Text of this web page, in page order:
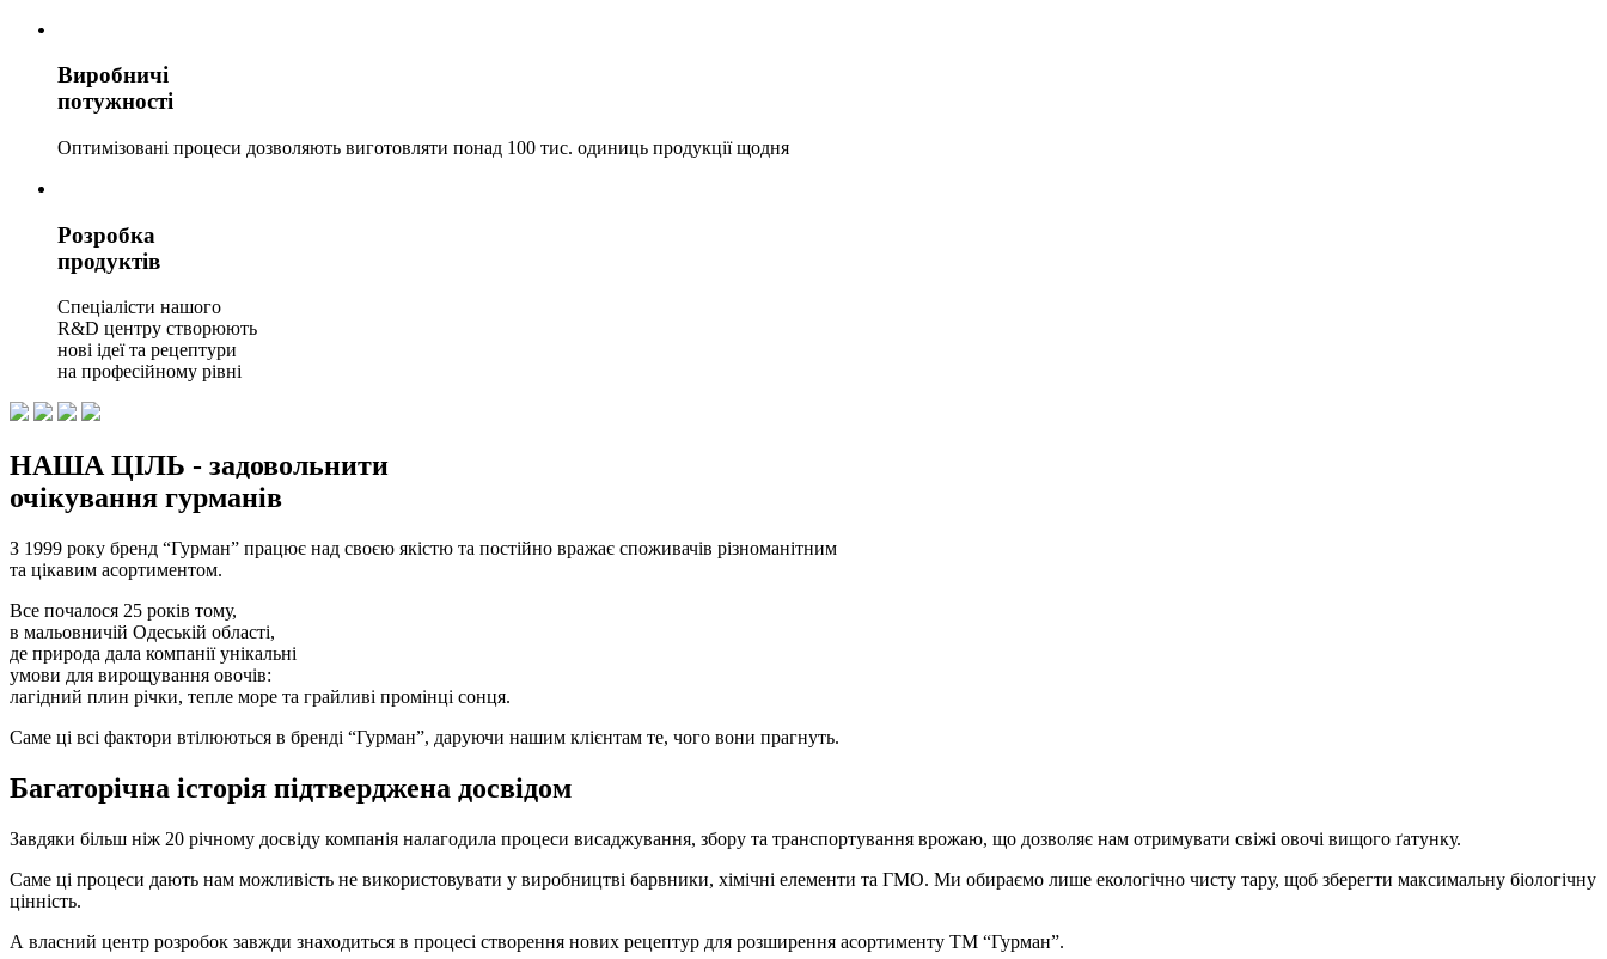
Виробничі
потужності
Оптимізовані процеси дозволяють виготовляти понад 100 тис. одиниць продукції щодня
Розробка
продуктів
Спеціалісти нашого
R&D центру створюють
нові ідеї та рецептури
на професійному рівні
НАША ЦІЛЬ - задовольнити
очікування гурманів
З 1999 року бренд “Гурман” працює над своєю якістю та постійно вражає споживачів різноманітним
та цікавим асортиментом.
Все почалося 25 років тому,
в мальовничій Одеській області,
де природа дала компанії унікальні
умови для вирощування овочів:
лагідний плин річки, тепле море та грайливі промінці сонця.
Саме ці всі фактори втілюються в бренді “Гурман”, даруючи нашим клієнтам те, чого вони прагнуть.
Багаторічна історія підтверджена досвідом
Завдяки більш ніж 20 річному досвіду компанія налагодила процеси висаджування, збору та транспортування врожаю, що дозволяє нам отримувати свіжі овочі вищого ґатунку.
Саме ці процеси дають нам можливість не використовувати у виробництві барвники, хімічні елементи та ГМО. Ми обираємо лише екологічно чисту тару, щоб зберегти максимальну біологічну
цінність.
А власний центр розробок завжди знаходиться в процесі створення нових рецептур для розширення асортименту ТМ “Гурман”.